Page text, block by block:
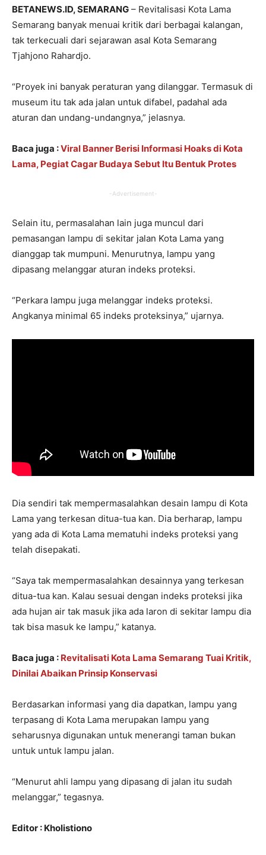
BETANEWS.ID, SEMARANG – Revitalisasi Kota Lama
Semarang banyak menuai kritik dari berbagai kalangan,
tak terkecuali dari sejarawan asal Kota Semarang
Tjahjono Rahardjo.
“Proyek ini banyak peraturan yang dilanggar. Termasuk di
museum itu tak ada jalan untuk difabel, padahal ada
aturan dan undang-undangnya,” jelasnya.
Baca juga :Viral Banner Berisi Informasi Hoaks di Kota
Lama, Pegiat Cagar Budaya Sebut Itu Bentuk Protes
-Advertisement-
Selain itu, permasalahan lain juga muncul dari
pemasangan lampu di sekitar jalan Kota Lama yang
dianggap tak mumpuni. Menurutnya, lampu yang
dipasang melanggar aturan indeks proteksi.
“Perkara lampu juga melanggar indeks proteksi.
Angkanya minimal 65 indeks proteksinya,” ujarnya.
Dia sendiri tak mempermasalahkan desain lampu di Kota
Lama yang terkesan ditua-tua kan. Dia berharap, lampu
yang ada di Kota Lama mematuhi indeks proteksi yang
telah disepakati.
“Saya tak mempermasalahkan desainnya yang terkesan
ditua-tua kan. Kalau sesuai dengan indeks proteksi jika
ada hujan air tak masuk jika ada laron di sekitar lampu dia
tak bisa masuk ke lampu,” katanya.
Baca juga : Revitalisati Kota Lama Semarang Tuai Kritik,
Dinilai Abaikan Prinsip Konservasi
Berdasarkan informasi yang dia dapatkan, lampu yang
terpasang di Kota Lama merupakan lampu yang
seharusnya digunakan untuk menerangi taman bukan
untuk untuk lampu jalan.
“Menurut ahli lampu yang dipasang di jalan itu sudah
melanggar,” tegasnya.
Editor : Kholistiono